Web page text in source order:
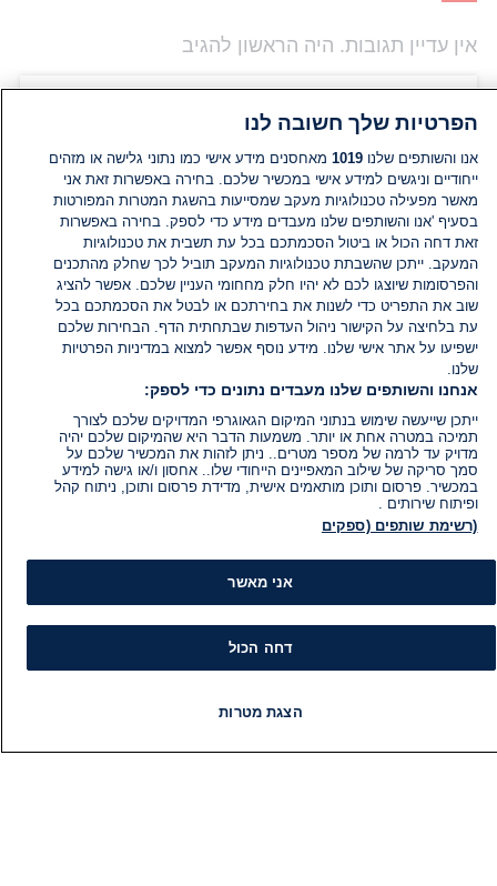
אין עדיין תגובות. היה הראשון להגיב
הטאלנטים של i24NEWS
הפרטיות שלך חשובה לנו
אנו והשותפים שלנו1019 מאחסנים מידע אישי כמו נתוני גלישה או מזהים
ייחודיים וניגשים למידע אישי במכשיר שלכם. בחירה באפשרות זאת אני
מאשר מפעילה טכנולוגיות מעקב שמסייעות בהשגת המטרות המפורטות
בסעיף 'אנו והשותפים שלנו מעבדים מידע כדי לספק. בחירה באפשרות
זאת דחה הכול או ביטול הסכמתכם בכל עת תשבית את טכנולוגיות
המעקב. ייתכן שהשבתת טכנולוגיות המעקב תוביל לכך שחלק מהתכנים
והפרסומות שיוצגו לכם לא יהיו חלק מחחומי העניין שלכם. אפשר להציג
שוב את התפריט כדי לשנות את בחירתכם או לבטל את הסכמתכם בכל
עת בלחיצה על הקישור ניהול העדפות שבתחתית הדף. הבחירות שלכם
ישפיעו על אתר אישי שלנו. מידע נוסף אפשר למצוא במדיניות הפרטיות
שלנו.
אנחנו והשותפים שלנו מעבדים נתונים כדי לספק:
ייתכן שייעשה שימוש בנתוני המיקום הגאוגרפי המדויקים שלכם לצורך
תמיכה במטרה אחת או יותר. משמעות הדבר היא שהמיקום שלכם יהיה
מדויק עד לרמה של מספר מטרים.. ניתן לזהות את המכשיר שלכם על
סמך סריקה של שילוב המאפיינים הייחודי שלו.. אחסון ו/או גישה למידע
במכשיר. פרסום ותוכן מותאמים אישית, מדידת פרסום ותוכן, ניתוח קהל
ופיתוח שירותים .
(רשימת שותפים (ספקים
אני מאשר
דחה הכול
הצגת מטרות